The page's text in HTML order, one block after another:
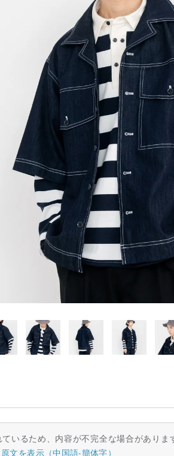
いるため、内容が不完全な場合がありま
原文を表示（中国語-簡体字）